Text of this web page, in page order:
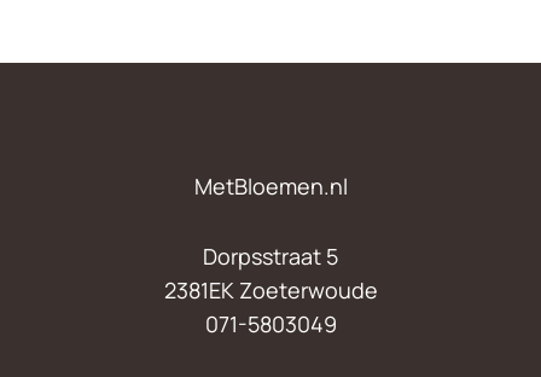
MetBloemen.nl
Dorpsstraat 5
2381EK Zoeterwoude
071-5803049